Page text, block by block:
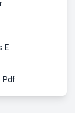
E
Pdf